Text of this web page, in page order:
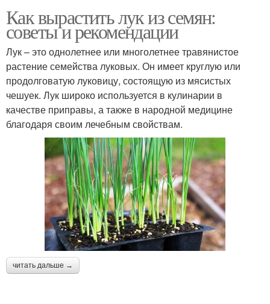
Как вырастить лук из семян:
советы и рекомендации
Лук – это однолетнее или многолетнее травянистое
растение семейства луковых. Он имеет круглую или
продолговатую луковицу, состоящую из мясистых
чешуек. Лук широко используется в кулинарии в
качестве приправы, а также в народной медицине
благодаря своим лечебным свойствам.
читать дальше →